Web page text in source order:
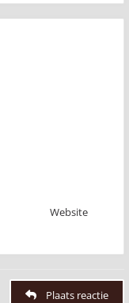
Website
Plaats reactie